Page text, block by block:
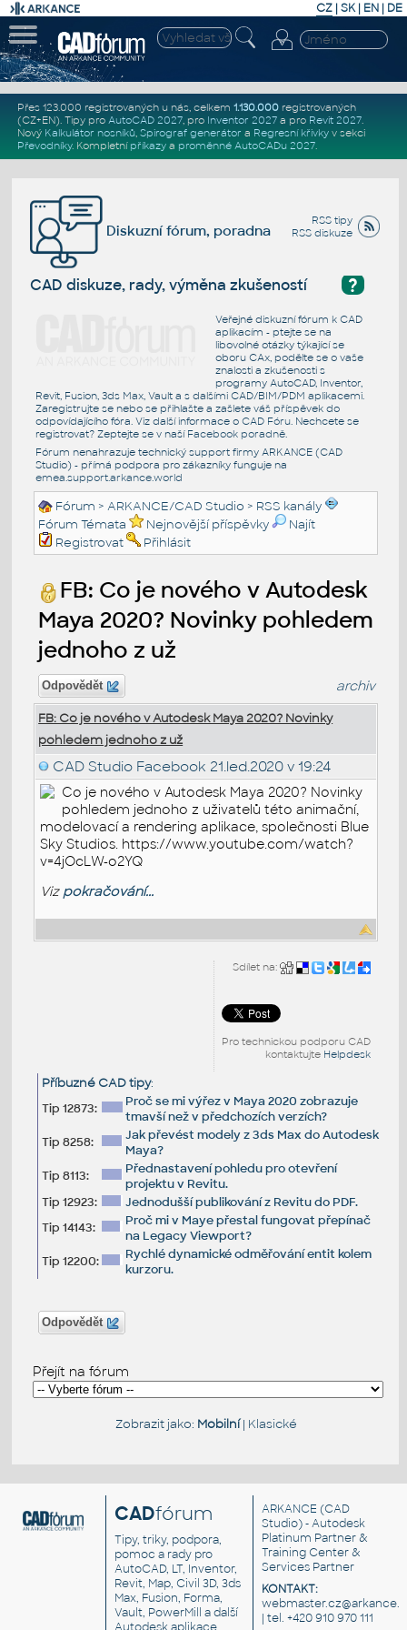
CZ | SK| EN | DE
Přes 123.000 registrovaných u nás, celkem 1.130.000registrovaných
(CZ+EN). Tipy pro AutoCAD 2027, pro Inventor 2027a pro Revit 2027.
Nový Kalkulátor nosníků, Spirograf generátor a Regresní křivkyv sekci
Převodníky. Kompletní příkazya proměnné AutoCADu 2027.
RSS tipy
RSS diskuze
Diskuzní fórum, poradna
?
CAD diskuze, rady, výměna zkušeností
Veřejné diskuzní fórum k CAD
aplikacím - ptejte se na
libovolné otázky týkající se
oboru CAx, podělte se o vaše
znalosti a zkušenosti s
programy AutoCAD, Inventor,
Revit, Fusion, 3ds Max, Vault a s dalšími CAD/BIM/PDM aplikacemi.
Zaregistrujte se nebo se přihlašte a zašlete váš příspěvek do
odpovídajícího fóra. Viz další informace o CAD Fóru. Nechcete se
registrovat? Zeptejte se v naší Facebook poradně.
Fórum nenahrazuje technický support firmy ARKANCE (CAD
Studio) - přímá podpora pro zákazníky funguje na
emea.support.arkance.world
Fórum >ARKANCE/CAD Studio > RSS kanály
Fórum Témata
Nejnovější příspěvky
Najít
Registrovat
Přihlásit
FB: Co je nového v Autodesk
Maya 2020? Novinky pohledem
jednoho z už
Odpovědět archiv
FB: Co je nového v Autodesk Maya 2020? Novinky
pohledem jednoho z už
CAD Studio Facebook 21.led.2020 v 19:24
Co je nového v Autodesk Maya 2020? Novinky
pohledem jednoho z uživatelů této animační,
modelovací a rendering aplikace, společnosti Blue
Sky Studios. https://www.youtube.com/watch?
v=4jOcLW-o2YQ
Viz pokračování...
Sdílet na:
Pro technickou podporu CAD
kontaktujte Helpdesk
Příbuzné CAD tipy:
Tip 12873:
Proč se mi výřez v Maya 2020 zobrazuje
tmavší než v předchozích verzích?
Tip 8258:
Jak převést modely z 3ds Max do Autodesk
Maya?
Tip 8113:
Přednastavení pohledu pro otevření
projektu v Revitu.
Tip 12923:
Jednodušší publikování z Revitu do PDF.
Tip 14143:
Proč mi v Maye přestal fungovat přepínač
na Legacy Viewport?
Tip 12200:
Rychlé dynamické odměřování entit kolem
kurzoru.
Odpovědět
Přejít na fórum
Zobrazit jako: Mobilní| Klasické
CADfórum
Tipy, triky, podpora,
pomoc a rady pro
AutoCAD, LT, Inventor,
Revit, Map, Civil 3D, 3ds
Max, Fusion, Forma,
Vault, PowerMill a další
ARKANCE (CAD
Studio) - Autodesk
Platinum Partner &
Training Center &
Services Partner
KONTAKT:
| tel. +420 910 970 111